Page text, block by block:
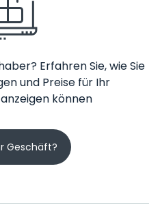
Erfahren Sie, wie Sie
und Preise für Ihr
können
Geschäft?